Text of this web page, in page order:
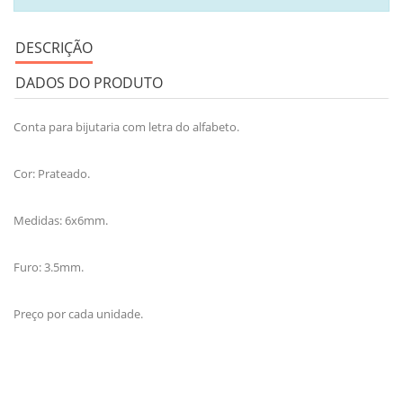
DESCRIÇÃO
DADOS DO PRODUTO
Conta para bijutaria com letra do alfabeto.
Cor: Prateado.
Medidas: 6x6mm.
Furo: 3.5mm.
Preço por cada unidade.